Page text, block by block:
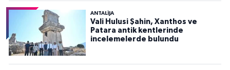
ANTALIJA
Vali Hulusi Şahin, Xanthos ve
Patara antik kentlerinde
incelemelerde bulundu